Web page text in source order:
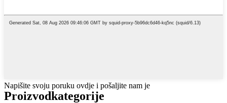
Napišite svoju poruku ovdje i pošaljite nam je
Proizvodkategorije